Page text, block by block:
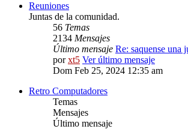
Reuniones
Juntas de la comunidad.
56 Temas
2134 Mensajes
Último mensaje Re: saquense una
porxt5 Ver último mensaje
Dom Feb 25, 2024 12:35 am
Retro Computadores
Temas
Mensajes
Último mensaje